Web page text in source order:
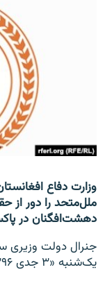
بحران مهاجرت
صفحه پشتو
به ما بپیوندید
همۀ سایت‌های
وزارت دفاع
ملل‌متحد را دور از
دهشت‌افگنان در
جنرال دولت وزیری
یک‌شنبه «۳ جدی ۱۳۹۶» به رادیو آزادی گفت: